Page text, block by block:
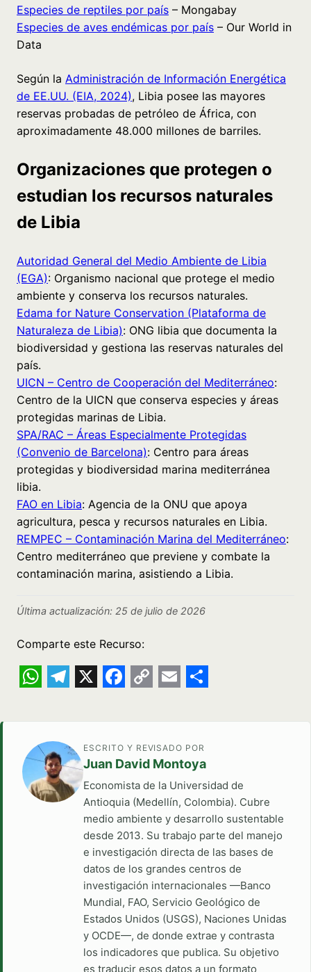
Especies de reptiles por país – Mongabay
Especies de aves endémicas por país – Our World in
Data
Según la Administración de Información Energética
de EE.UU. (EIA, 2024), Libia posee las mayores
reservas probadas de petróleo de África, con
aproximadamente 48.000 millones de barriles.
Organizaciones que protegen o
estudian los recursos naturales
de Libia
Autoridad General del Medio Ambiente de Libia
(EGA): Organismo nacional que protege el medio
ambiente y conserva los recursos naturales.
Edama for Nature Conservation (Plataforma de
Naturaleza de Libia): ONG libia que documenta la
biodiversidad y gestiona las reservas naturales del
país.
UICN – Centro de Cooperación del Mediterráneo:
Centro de la UICN que conserva especies y áreas
protegidas marinas de Libia.
SPA/RAC – Áreas Especialmente Protegidas
(Convenio de Barcelona): Centro para áreas
protegidas y biodiversidad marina mediterránea
libia.
FAO en Libia: Agencia de la ONU que apoya
agricultura, pesca y recursos naturales en Libia.
REMPEC – Contaminación Marina del Mediterráneo:
Centro mediterráneo que previene y combate la
contaminación marina, asistiendo a Libia.
Última actualización: 25 de julio de 2026
Comparte este Recurso:
ESCRITO Y REVISADO POR
Juan David Montoya
Economista de la Universidad de
Antioquia (Medellín, Colombia). Cubre
medio ambiente y desarrollo sustentable
desde 2013. Su trabajo parte del manejo
e investigación directa de las bases de
datos de los grandes centros de
investigación internacionales —Banco
Mundial, FAO, Servicio Geológico de
Estados Unidos (USGS), Naciones Unidas
y OCDE—, de donde extrae y contrasta
los indicadores que publica. Su objetivo
es traducir esos datos a un formato